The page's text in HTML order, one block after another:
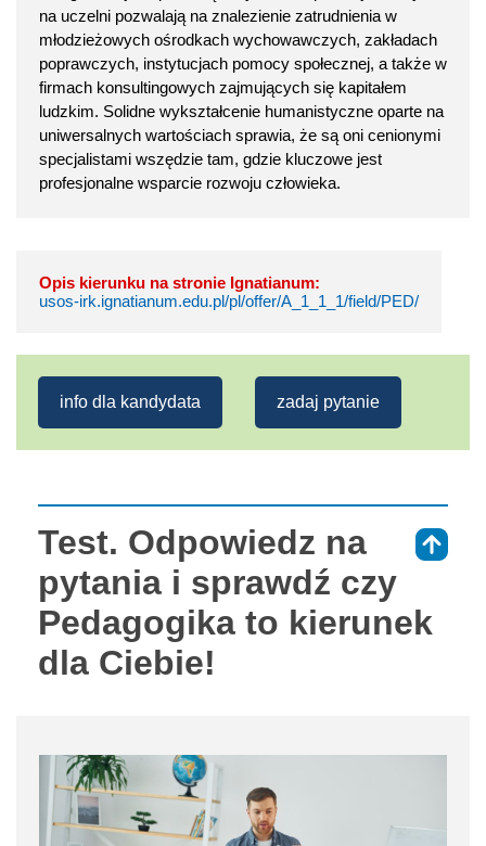
na uczelni pozwalają na znalezienie zatrudnienia w
młodzieżowych ośrodkach wychowawczych, zakładach
poprawczych, instytucjach pomocy społecznej, a także w
firmach konsultingowych zajmujących się kapitałem
ludzkim. Solidne wykształcenie humanistyczne oparte na
uniwersalnych wartościach sprawia, że są oni cenionymi
specjalistami wszędzie tam, gdzie kluczowe jest
profesjonalne wsparcie rozwoju człowieka.
Opis kierunku na stronie Ignatianum:
usos-irk.ignatianum.edu.pl/pl/offer/A_1_1_1/field/PED/
info dla kandydata zadaj pytanie
Test. Odpowiedz na
pytania i sprawdź czy
Pedagogika to kierunek
dla Ciebie!